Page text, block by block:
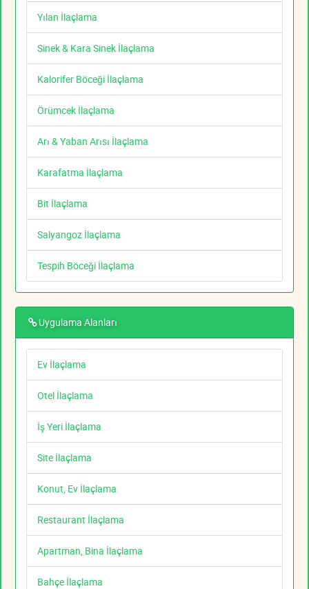
Yılan İlaçlama
Sinek & Kara Sinek İlaçlama
Kalorifer Böceği İlaçlama
Örümcek İlaçlama
Arı & Yaban Arısı İlaçlama
Karafatma İlaçlama
Bit İlaçlama
Salyangoz İlaçlama
Tespih Böceği İlaçlama
Uygulama Alanları
Ev İlaçlama
Otel İlaçlama
İş Yeri İlaçlama
Site İlaçlama
Konut, Ev İlaçlama
Restaurant İlaçlama
Apartman, Bina İlaçlama
Bahçe İlaçlama